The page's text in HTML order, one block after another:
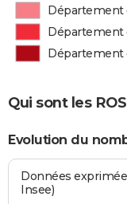
Département
Département
Département
Qui sont les
Evolution du
Données
Insee)